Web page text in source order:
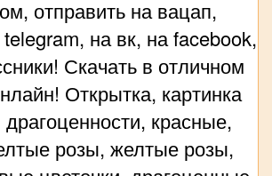
отправить на вацап,
на вк, на facebook,
Скачать в отличном
Открытка, картинка
драгоценности, красные,
розы, желтые розы,